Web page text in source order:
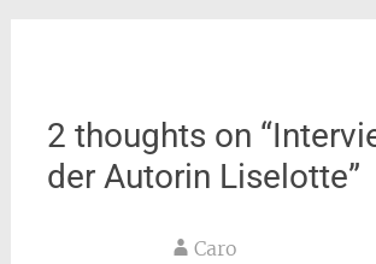
2 thoughts on “
der Autorin Liselotte”
Caro